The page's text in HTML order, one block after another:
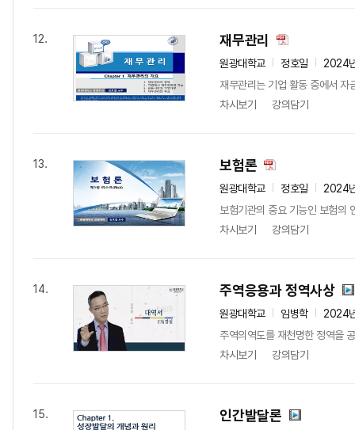
12. 재무관리
원광대학교 정호일
2024
재무관리는 기업 활동 중에서 자
차시보기
강의담기
13. 보험론
원광대학교 정호일
2024
보험기관의 중요 기능인 보험의
차시보기
강의담기
14. 주역응용과 정역사상
원광대학교 임병학
2024
주역의역도를 재천명한 정역을
차시보기
강의담기
15. 인간발달론